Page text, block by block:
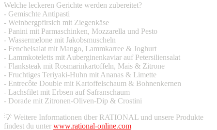
Welche leckeren Gerichte werden zubereitet?
- Gemischte Antipasti
- Weinbergpfirsich mit Ziegenkäse
- Panini mit Parmaschinken, Mozzarella und Pesto
- Wassermelone mit Jakobsmuscheln
- Fenchelsalat mit Mango, Lammkarree & Joghurt
- Lammkoteletts mit Auberginenkaviar auf Petersiliensalat
- Flanksteak mit Rosmarinkartoffeln, Mais & Zitrone
- Fruchtiges Teriyaki-Huhn mit Ananas & Limette
- Entrecôte Double mit Kartoffelschaum & Bohnenkernen
- Lachsfilet mit Erbsen auf Safranschaum
- Dorade mit Zitronen-Oliven-Dip & Crostini
💡 Weitere Informationen über RATIONAL und unsere Produkte
findest du unter www.rational-online.com